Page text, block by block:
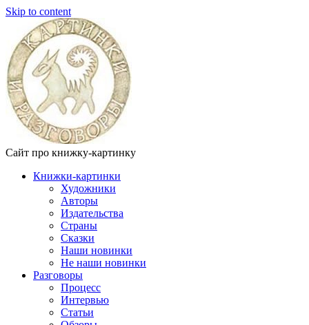
Skip to content
Сайт про книжку-картинку
Книжки-картинки
Художники
Авторы
Издательства
Страны
Сказки
Наши новинки
Не наши новинки
Разговоры
Процесс
Интервью
Статьи